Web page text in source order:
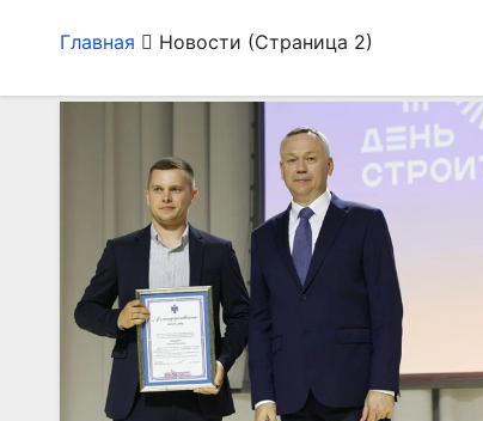
Главная Новости (Страница 2)